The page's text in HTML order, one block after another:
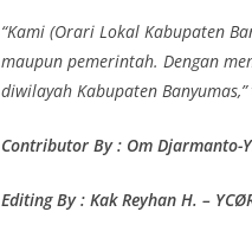
“Kami (Orari Lokal Kabupaten
maupun pemerintah. Dengan
diwilayah Kabupaten Banyumas,”
Contributor By : Om Djarmanto-
Editing By : Kak Reyhan H. –